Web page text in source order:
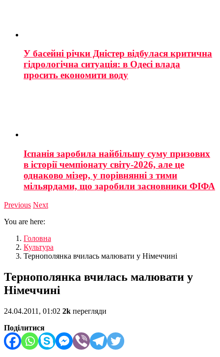
У басейні річки Дністер відбулася критична
гідрологічна ситуація: в Одесі влада
просить економити воду
Іспанія заробила найбільшу суму призових
в історії чемпіонату світу-2026, але це
однаково мізер, у порівнянні з тими
мільярдами, що заробили засновники ФІФА
Previous Next
You are here:
Головна
Культура
Тернополянка вчилась малювати у Німеччині
Тернополянка вчилась малювати у
Німеччині
24.04.2011, 01:02 2k перегляди
Поділитися